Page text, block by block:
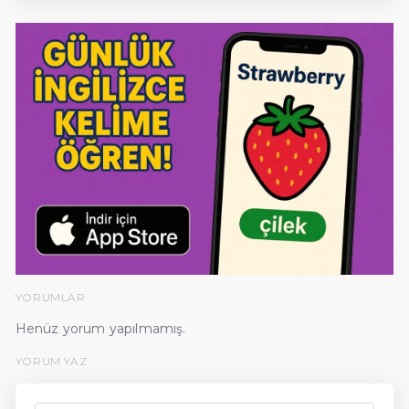
YORUMLAR
Henüz yorum yapılmamış.
YORUM YAZ